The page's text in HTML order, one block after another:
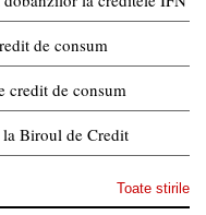
de consum
credit de consum
Biroul de Credit
Toate stirile